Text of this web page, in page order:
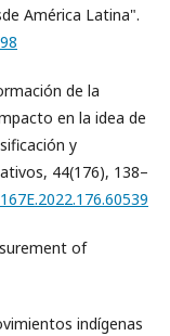
América Latina".
de la
en la idea de
y
44(176), 138–
of
indígenas